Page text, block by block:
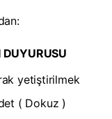
DUYURUSU
yetiştirilmek
( Dokuz )